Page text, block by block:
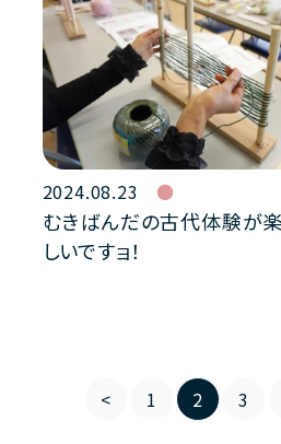
2024.08.23
むきばんだの古代体験が
しいですョ！
< 1 2 3